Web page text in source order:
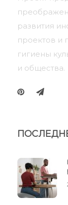
развития
проектов и
гигиены
и общества.